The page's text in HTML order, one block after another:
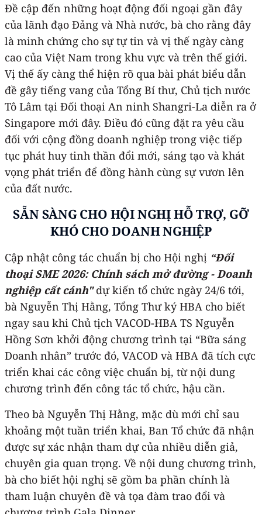
Đề cập đến những hoạt động đối ngoại gần đây
của lãnh đạo Đảng và Nhà nước, bà cho rằng đây
là minh chứng cho sự tự tin và vị thế ngày càng
cao của Việt Nam trong khu vực và trên thế giới.
Vị thế ấy càng thể hiện rõ qua bài phát biểu dẫn
đề gây tiếng vang của Tổng Bí thư, Chủ tịch nước
Tô Lâm tại Đối thoại An ninh Shangri-La diễn ra ở
Singapore mới đây. Điều đó cũng đặt ra yêu cầu
đối với cộng đồng doanh nghiệp trong việc tiếp
tục phát huy tinh thần đổi mới, sáng tạo và khát
vọng phát triển để đồng hành cùng sự vươn lên
của đất nước.
SẴN SÀNG CHO HỘI NGHỊHỖ TRỢ, GỠ
KHÓ CHO DOANH NGHIỆP
Cập nhật công tác chuẩn bị cho Hội nghị “Đối
thoại SME 2026: Chính sách mở đường - Doanh
nghiệp cất cánh"dự kiến tổ chức ngày 24/6 tới,
bà Nguyễn Thị Hằng, Tổng Thư ký HBA cho biết
ngay sau khi Chủ tịch VACOD-HBA TS Nguyễn
Hồng Sơn khởi động chương trình tại “Bữa sáng
Doanh nhân” trước đó, VACOD và HBA đã tích cực
triển khai các công việc chuẩn bị, từ nội dung
chương trình đến công tác tổ chức, hậu cần.
Theo bà Nguyễn Thị Hằng, mặc dù mới chỉ sau
khoảng một tuần triển khai, Ban Tổ chức đã nhận
được sự xác nhận tham dự của nhiều diễn giả,
chuyên gia quan trọng. Về nội dung chương trình,
bà cho biết hội nghị sẽ gồm ba phần chính là
tham luận chuyên đề và tọa đàm trao đổi và